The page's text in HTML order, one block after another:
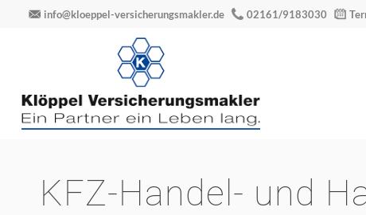
info@kloeppel-versicherungsmakler.de 02161/9183030
KFZ-Handel- und